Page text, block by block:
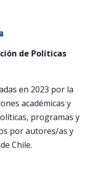
de Políticas
en 2023 por la
académicas y
programas y
por autores/as y
Chile.